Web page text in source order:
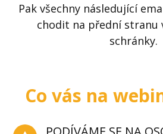
Pak všechny následující
chodit na přední stranu
schránky.
Co vás na